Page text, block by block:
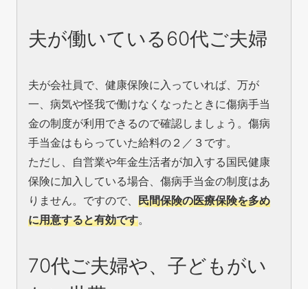
夫が働いている60代ご夫婦
夫が会社員で、健康保険に入っていれば、万が
一、病気や怪我で働けなくなったときに傷病手当
金の制度が利用できるので確認しましょう。傷病
手当金はもらっていた給料の２／３です。
ただし、自営業や年金生活者が加入する国民健康
保険に加入している場合、傷病手当金の制度はあ
りません。ですので、 民間保険の医療保険を多め
に用意すると有効です。
70代ご夫婦や、子どもがい